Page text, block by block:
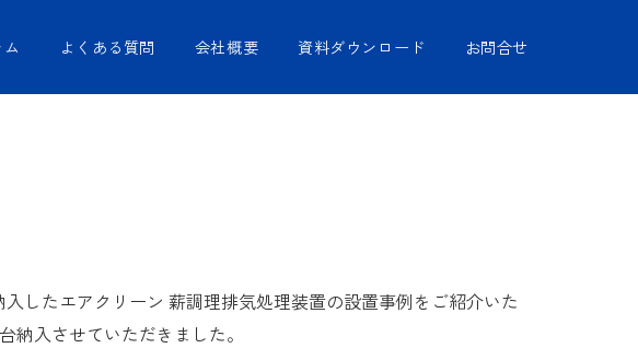
よくある質問 会社概要 資料ダウンロード お問合せ
入したエアクリーン 薪調理排気処理装置の設置事例をご紹介いた
入させていただきました。